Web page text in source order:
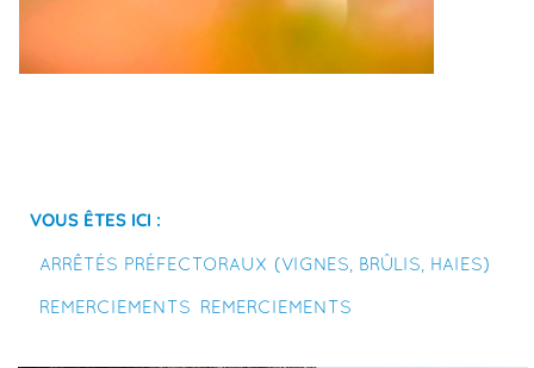
Vous êtes ici :
Arrêtés préfectoraux (vignes, brûlis, haies)
Remerciements Remerciements